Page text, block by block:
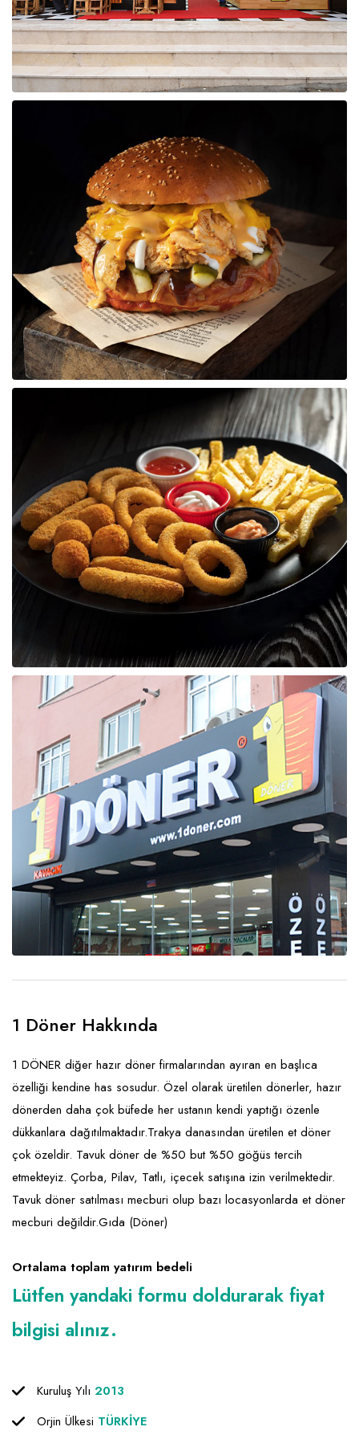
Raf ve Depo Sistemleri
Reklam - Tanıtım - PR ve İnternet
Seyahat - Rent A Car
1 Döner Hakkında
1 DÖNER diğer hazır döner firmalarından ayıran en başlıca
özelliği kendine has sosudur. Özel olarak üretilen dönerler, hazır
dönerden daha çok büfede her ustanın kendi yaptığı özenle
dükkanlara dağıtılmaktadır.Trakya danasından üretilen et döner
çok özeldir. Tavuk döner de %50 but %50 göğüs tercih
etmekteyiz. Çorba, Pilav, Tatlı, içecek satışına izin verilmektedir.
Tavuk döner satılması mecburi olup bazı locasyonlarda et döner
mecburi değildir.Gıda (Döner)
Ortalama toplam yatırım bedeli
Lütfen yandaki formu doldurarak fiyat
bilgisi alınız.
Kuruluş Yılı 2013
Orjin Ülkesi TÜRKİYE